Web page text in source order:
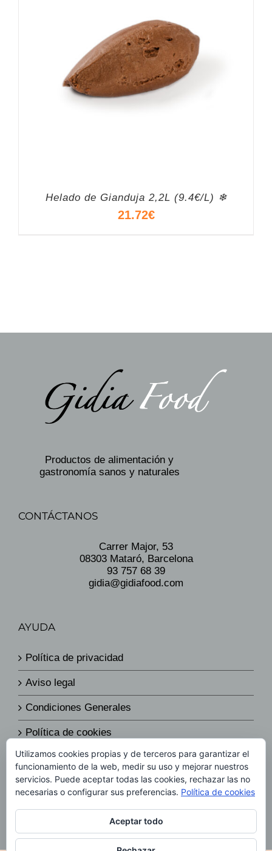
Helado de Gianduja 2,2L (9.4€/L) ❄
21.72€
Productos de alimentación y
gastronomía sanos y naturales
CONTÁCTANOS
Carrer Major, 53
08303 Mataró, Barcelona
93 757 68 39
gidia@gidiafood.com
AYUDA
Política de privacidad
Aviso legal
Condiciones Generales
Política de cookies
Política de envíos y devoluciones
Política de precios
Utilizamos cookies propias y de terceros para garantizar el
funcionamiento de la web, medir su uso y mejorar nuestros
servicios. Puede aceptar todas las cookies, rechazar las no
necesarias o configurar sus preferencias. Política de cookies
Aceptar todo